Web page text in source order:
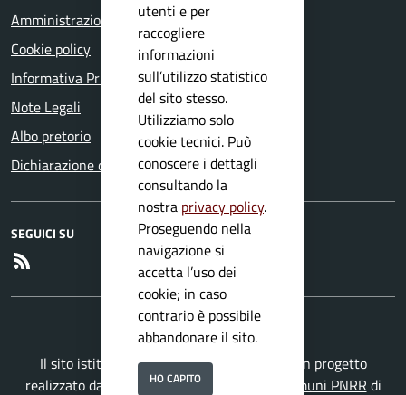
Amministrazione trasparente
Cookie policy
Informativa Privacy
Note Legali
Albo pretorio
Dichiarazione di accessibilità
SEGUICI SU
Il sito istituzionale del Comune di Mura è un progetto
realizzato da
Secoval srlcon la Soluzione Comuni PNRR di
utenti e per
raccogliere
informazioni
sull’utilizzo statistico
del sito stesso.
Utilizziamo solo
cookie tecnici. Può
conoscere i dettagli
consultando la
nostra privacy policy.
Proseguendo nella
navigazione si
accetta l’uso dei
cookie; in caso
contrario è possibile
abbandonare il sito.
HO CAPITO